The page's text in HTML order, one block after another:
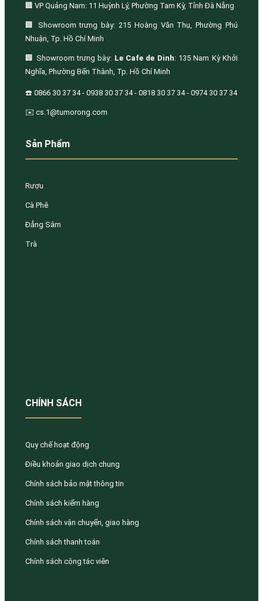
🏢 VP Quảng Nam: 11 Huỳnh Lý, Phường Tam Kỳ, Tỉnh Đà Nẵng
🏢 Showroom trưng bày: 215 Hoàng Văn Thụ, Phường Phú
Nhuận, Tp. Hồ Chí Minh
🏢 Showroom trưng bày: Le Cafe de Dinh: 135 Nam Kỳ Khởi
Nghĩa, Phường Bến Thành, Tp. Hồ Chí Minh
☎️ 0866 30 37 34 - 0938 30 37 34 - 0818 30 37 34 - 0974 30 37 34
✉️ cs.1@tumorong.com
Sản Phẩm
Rượu
Cà Phê
Đẳng Sâm
Trà
CHÍNH SÁCH
Quy chế hoạt động
Điều khoản giao dịch chung
Chính sách bảo mật thông tin
Chính sách kiểm hàng
Chính sách vận chuyển, giao hàng
Chính sách thanh toán
Chính sách cộng tác viên